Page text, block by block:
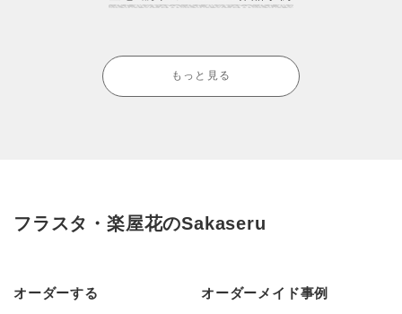
もっと見る
フラスタ・楽屋花のSakaseru
オーダーする オーダーメイド事例